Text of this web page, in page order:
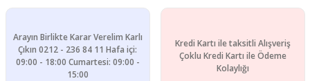
Arayın Birlikte Karar Verelim Karlı
Çıkın 0212 - 236 84 11 Hafa içi:
09:00 - 18:00 Cumartesi: 09:00 -
15:00
Kredi Kartı ile taksitli Alışveriş
Çoklu Kredi Kartı ile Ödeme
Kolaylığı